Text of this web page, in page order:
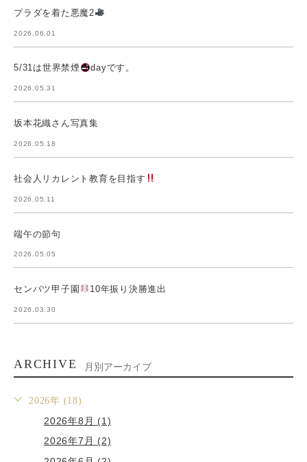
プラダを着た悪魔2
2026.06.01
5/31は世界禁煙 dayです。
2026.05.31
坂本花織さん写真集
2026.05.18
社会人リカレント教育を目指す
2026.05.11
端午の節句
2026.05.05
センバツ甲子園 10年振り決勝進出
2026.03.30
ARCHIVE 月別アーカイブ
2026年 (18)
2026年8月 (1)
2026年7月 (2)